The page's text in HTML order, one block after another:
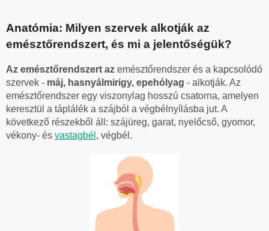
Anatómia: Milyen szervek alkotják az
emésztőrendszert, és mi a jelentőségük?
Az emésztőrendszert az emésztőrendszer és a kapcsolódó
szervek - máj, hasnyálmirigy, epehólyag - alkotják. Az
emésztőrendszer egy viszonylag hosszú csatorna, amelyen
keresztül a táplálék a szájból a végbélnyílásba jut. A
következő részekből áll: szájüreg, garat, nyelőcső, gyomor,
vékony- és vastagbél , végbél.